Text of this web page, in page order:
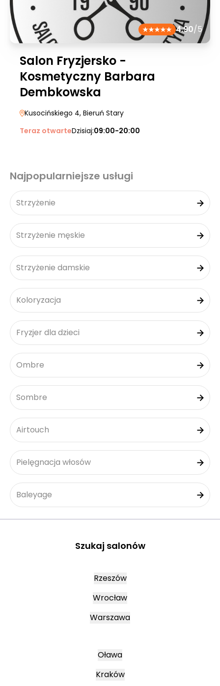
4.90/5
Salon Fryzjersko -
Kosmetyczny Barbara
Dembkowska
Kusocińskiego 4, Bieruń Stary
Teraz otwarteDzisiaj:09:00-20:00
Najpopularniejsze usługi
Strzyżenie
Strzyżenie męskie
Strzyżenie damskie
Koloryzacja
Fryzjer dla dzieci
Ombre
Sombre
Airtouch
Pielęgnacja włosów
Baleyage
Szukaj salonów
Rzeszów
Wrocław
Warszawa
Oława
Kraków